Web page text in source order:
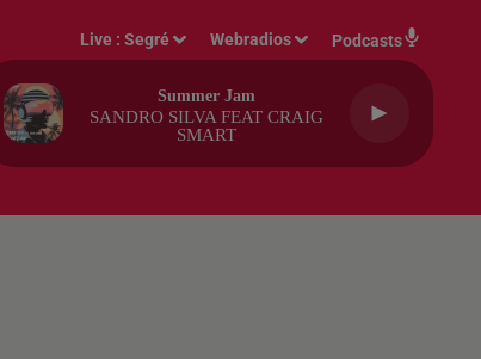
Live :Segré Webradios Podcasts
Summer Jam
SANDRO SILVA FEAT CRAIG
SMART